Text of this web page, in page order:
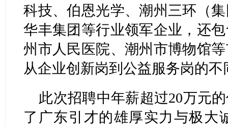
科技、伯恩光学、潮州三环（
华丰集团等行业领军企业，还
州市人民医院、潮州市博物馆
从企业创新岗到公益服务岗的
此次招聘中年薪超过20万元
了广东引才的雄厚实力与极大